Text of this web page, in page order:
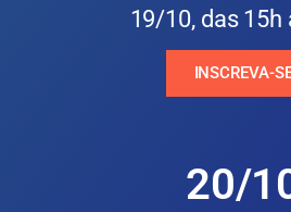
19/10, das 15h
INSCREVA-
20/